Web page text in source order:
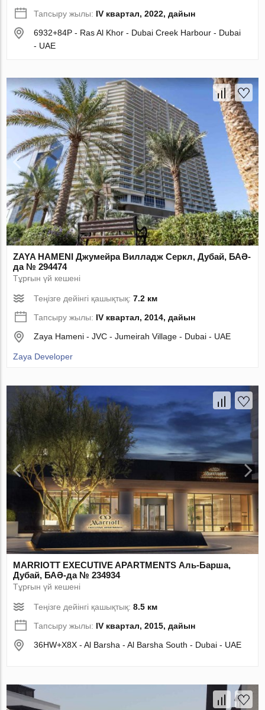
Тапсыру жылы: IV квартал, 2022, дайын
6932+84P - Ras Al Khor - Dubai Creek Harbour - Dubai
- UAE
ZAYA HAMENI Джумейра Вилладж Серкл, Дубай, БАӘ-
да № 294474
Тұрғын үй кешені
Теңізге дейінгі қашықтық:7.2 км
Тапсыру жылы: IV квартал, 2014, дайын
Zaya Hameni - JVC - Jumeirah Village - Dubai - UAE
Zaya Developer
MARRIOTT EXECUTIVE APARTMENTS Аль-Барша,
Дубай, БАӘ-да № 234934
Тұрғын үй кешені
Теңізге дейінгі қашықтық:8.5 км
Тапсыру жылы: IV квартал, 2015, дайын
36HW+X8X - Al Barsha - Al Barsha South - Dubai - UAE